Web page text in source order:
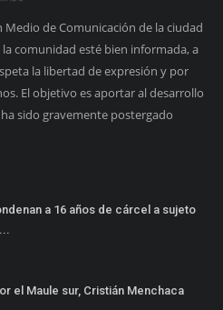
de Comunicación de la ciudad
comunidad esté bien informada, a
la libertad de expresión y por
El objetivo es aportar al desarrollo
sido gravemente postergado
a 16 años de cárcel a sujeto
el Maule sur, Cristián Menchaca